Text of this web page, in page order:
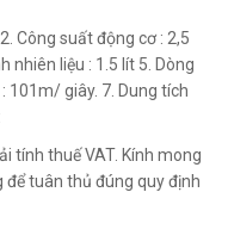
Công suất động cơ : 2,5
nhiên liệu : 1.5 lít 5. Dòng
101m/ giây. 7. Dung tích
tính thuế VAT. Kính mong
để tuân thủ đúng quy định